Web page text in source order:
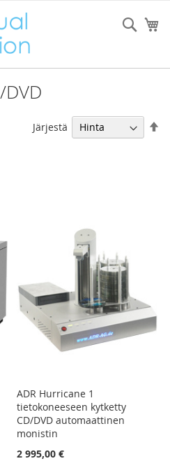
Järjestä
ADR Hurricane 1
tietokoneeseen kytketty
CD/DVD automaattinen
monistin
2 995,00 €